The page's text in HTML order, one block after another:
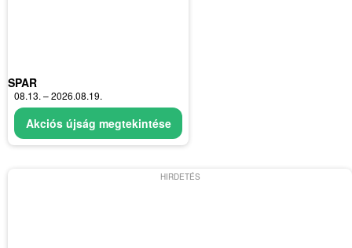
SPAR
08.13. – 2026.08.19.
Akciós újság megtekintése
HIRDETÉS